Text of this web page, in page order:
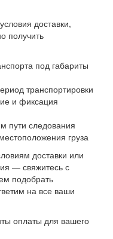
доставки,
получить
под габариты
транспортировки
и фиксация
пути следования
груза
доставки или
— свяжитесь с
подобрать
на все ваши
оплаты для вашего